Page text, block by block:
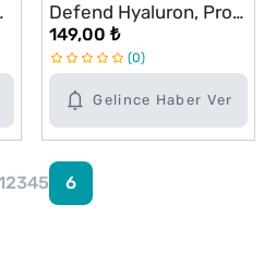
Gelince Haber Ver
Defend Hyaluron, Pro
Vitamin B5, 72 Saat
Anti-perspirant Sprey
Deodoran 150 ml
149,00 ₺
0
2345 6